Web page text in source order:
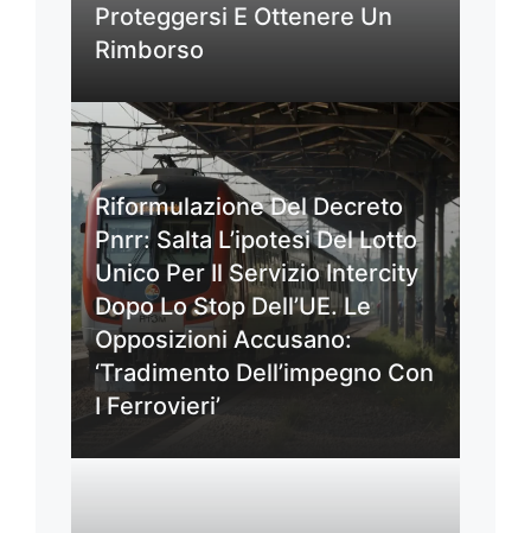
Proteggersi E Ottenere Un
Rimborso
Riformulazione Del Decreto
Pnrr: Salta L’ipotesi Del Lotto
Unico Per Il Servizio Intercity
Dopo Lo Stop Dell’UE. Le
Opposizioni Accusano:
‘Tradimento Dell’impegno Con
I Ferrovieri’